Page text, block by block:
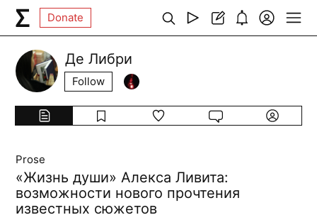
Donate
Де Либри
Follow
Prose
«Жизнь души» Алекса Ливита:
возможности нового прочтения
известных сюжетов